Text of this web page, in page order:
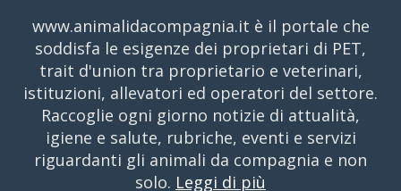
www.animalidacompagnia.it è il portale che
soddisfa le esigenze dei proprietari di PET,
trait d'union tra proprietario e veterinari,
istituzioni, allevatori ed operatori del settore.
Raccoglie ogni giorno notizie di attualità,
igiene e salute, rubriche, eventi e servizi
riguardanti gli animali da compagnia e non
solo. Leggi di più